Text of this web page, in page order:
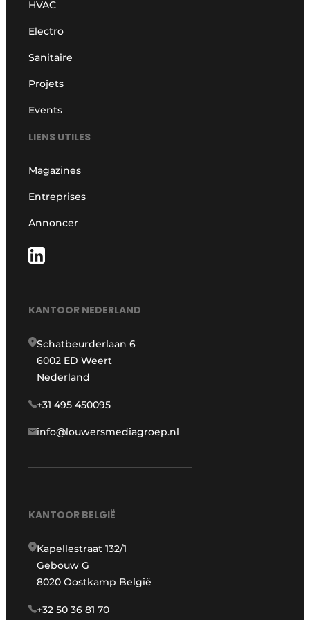
HVAC
Electro
Sanitaire
Projets
Events
LIENS UTILES
Magazines
Entreprises
Annoncer
KANTOOR NEDERLAND
Schatbeurderlaan 6
6002 ED Weert
Nederland
+31 495 450095
info@louwersmediagroep.nl
KANTOOR BELGIË
Kapellestraat 132/1
Gebouw G
8020 Oostkamp België
+32 50 36 81 70